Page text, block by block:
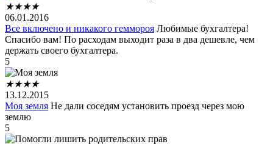
★★★★
06.01.2016
Все включено и никакого геммороя Любимые бухгалтера!
Спасибо вам! По расходам выходит раза в два дешевле, чем
держать своего бухгалтера.
5
★★★★
13.12.2015
Моя земля Не дали соседям установить проезд через мою
землю
5